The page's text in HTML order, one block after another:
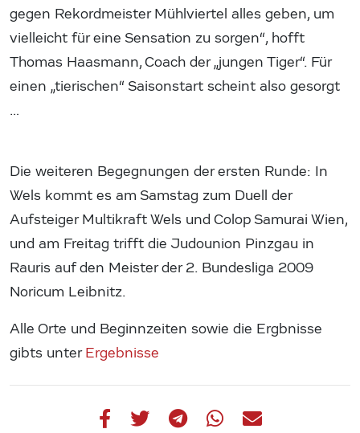
gegen Rekordmeister Mühlviertel alles geben, um
vielleicht für eine Sensation zu sorgen“, hofft
Thomas Haasmann, Coach der „jungen Tiger“. Für
einen „tierischen“ Saisonstart scheint also gesorgt
…
Die weiteren Begegnungen der ersten Runde: In
Wels kommt es am Samstag zum Duell der
Aufsteiger Multikraft Wels und Colop Samurai Wien,
und am Freitag trifft die Judounion Pinzgau in
Rauris auf den Meister der 2. Bundesliga 2009
Noricum Leibnitz.
Alle Orte und Beginnzeiten sowie die Ergbnisse
gibts unterErgebnisse